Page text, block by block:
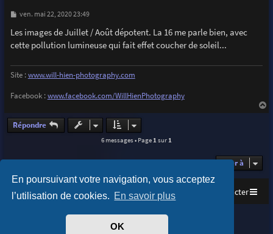
En poursuivant votre navigation, vous acceptez
l’utilisation de cookies. En savoir plus
OK
M
s
s
a
ven. mai 22, 2020 23:49
Les images de Juillet / Août dépotent. La 16 me parle bien, avec
cette pollution lumineuse qui fait effet coucher de soleil...
Site :www.will-hien-photography.com
Facebook :www.facebook.com/WillHienPhotography
a
Répondre
6 messages • Page1sur1
Aller à
Accueil Index du forum Nous contacter
Purplexion style byIan Bradley
phpBB® Forum Software © phpBB Limited